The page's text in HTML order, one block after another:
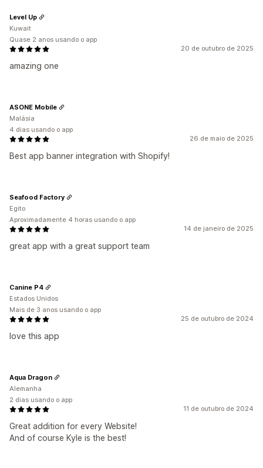
20 de outubro de 2025
amazing one
Level Up
Kuwait
Quase 2 anos usando o app
26 de maio de 2025
Best app banner integration with Shopify!
ASONE Mobile
Malásia
4 dias usando o app
14 de janeiro de 2025
great app with a great support team
Seafood Factory
Egito
Aproximadamente 4 horas usando o app
25 de outubro de 2024
love this app
Canine P4
Estados Unidos
Mais de 3 anos usando o app
11 de outubro de 2024
Great addition for every Website!
And of course Kyle is the best!
Aqua Dragon
Alemanha
2 dias usando o app